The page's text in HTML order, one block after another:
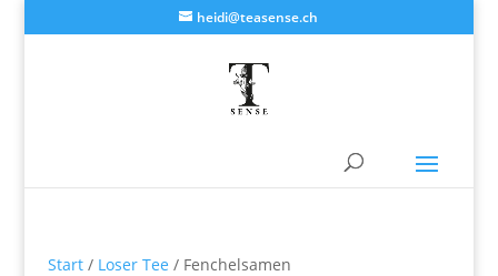
heidi@teasense.ch
Start/ Loser Tee / Fenchelsamen